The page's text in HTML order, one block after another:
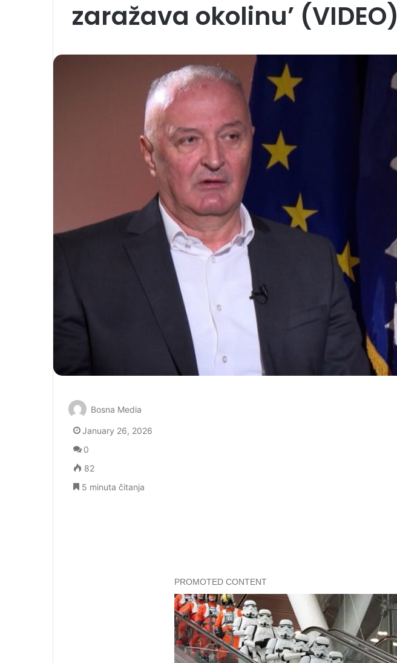
zaražava okolinu’ (VIDEO)
Bosna Media
January 26, 2026
0
82
5 minuta čitanja